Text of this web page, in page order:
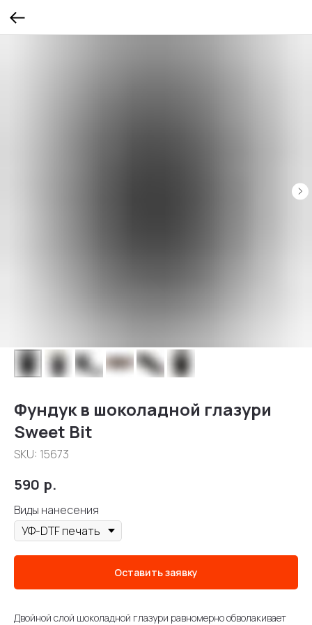
Фундук в шоколадной глазури
Sweet Bit
SKU: 15673
590 р.
Виды нанесения
Оставить заявку
Двойной слой шоколадной глазури равномерно обволакивает